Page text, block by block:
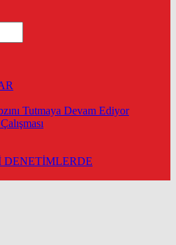
Tutmaya Devam Ediyor